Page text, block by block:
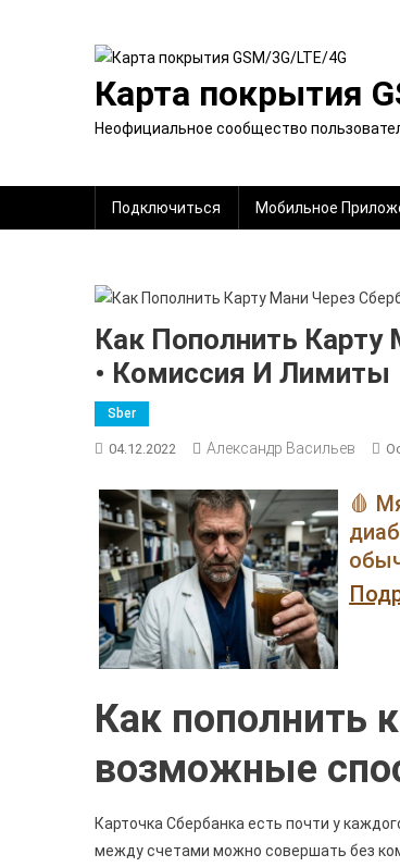
содержимому
Карта покрытия
Неофициальное сообщество
Подключиться Мобильное
Как Пополнить Карту
• Комиссия И Лимиты
Sber
04.12.2022 Александр Васильев
🩸
Как пополнить
возможные
Карточка Сбербанка есть почти у
между счетами можно совершать без